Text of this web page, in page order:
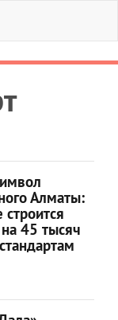
Алматы:
строится
45 тысяч